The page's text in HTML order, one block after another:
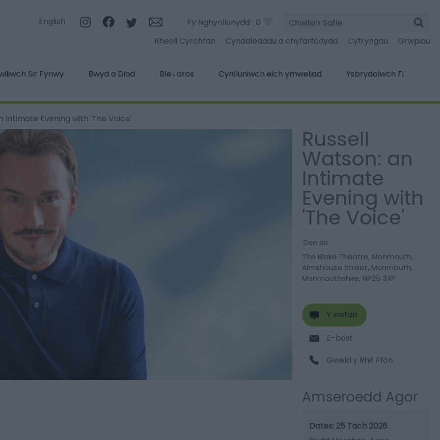
English Fy Nghynllunydd 0
Chwilio’r
Safle
Rheoli Cyrchfan
Cynadleddau a chyfarfodydd Cyfryngau Grwpiau
Sir Fynwy Bwyd a Diod Ble i aros Cynlluniwch eich ymweliad Ysbrydolwch Fi
Intimate Evening with 'The Voice'
Russell
Watson: an
Intimate
Evening with
'The Voice'
Dan do
The Blake Theatre, Monmouth,
Almshouse Street, Monmouth,
Monmouthshire, NP25 3XP
Y wefan
E-bost
Gweld y Rhif Ffôn
Amseroedd Agor
25 Tach 2026